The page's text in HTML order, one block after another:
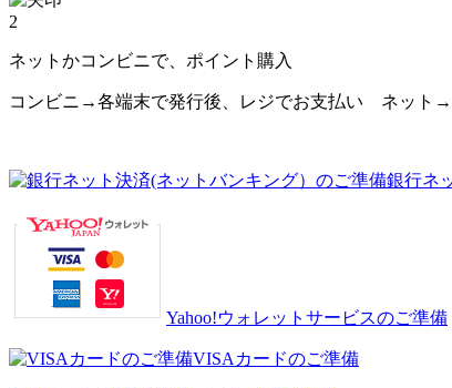
2
ネットかコンビニで、ポイント購入
コンビニ→各端末で発行後、レジでお支払い ネット→
銀行ネ
Yahoo!ウォレットサービスのご準備
VISAカードのご準備